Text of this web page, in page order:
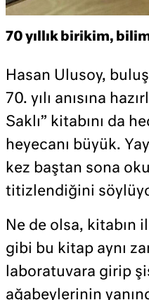
70 yıllık birikim,
Hasan Ulusoy,
70. yılı anısına
Saklı” kitabını da
heyecanı büyük.
kez baştan sona
titizlendiğini
Ne de olsa, kitabın
gibi bu kitap aynı
laboratuvara girip
ağabeylerinin